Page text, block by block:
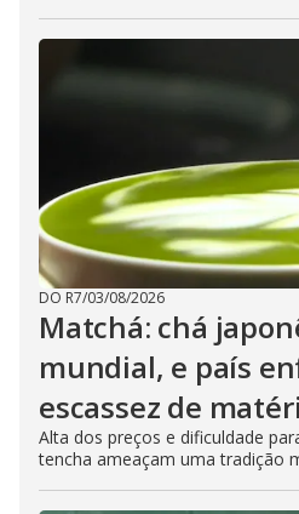
DO R7/03/08/2026
Matchá: chá
mundial, e país
escassez de
Alta dos preços e dificuldade
tencha ameaçam uma tradição